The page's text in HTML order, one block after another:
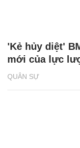
QUÂN SỰ
'Kẻ hủy diệt'
mới của lực